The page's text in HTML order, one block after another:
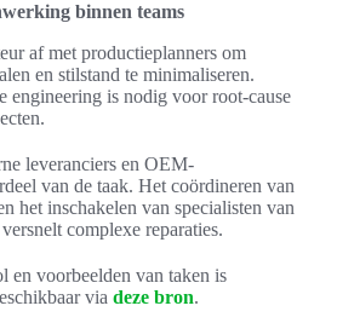
binnen teams
af met productieplanners om
en stilstand te minimaliseren.
engineering is nodig voor root-cause
leveranciers en OEM-
van de taak. Het coördineren van
het inschakelen van specialisten van
complexe reparaties.
en voorbeelden van taken is
via deze bron.